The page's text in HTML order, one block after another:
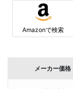
Amazonで検索
メーカー価格